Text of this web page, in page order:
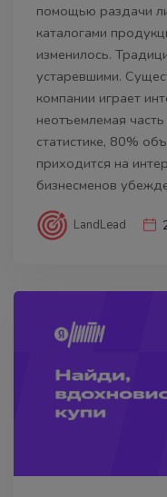
помощью раздачи
каталогами
изменилось.
устаревшими.
компании играет
неотъемлемая
статистике, 80%
приходится на
бизнесменов
LandLead